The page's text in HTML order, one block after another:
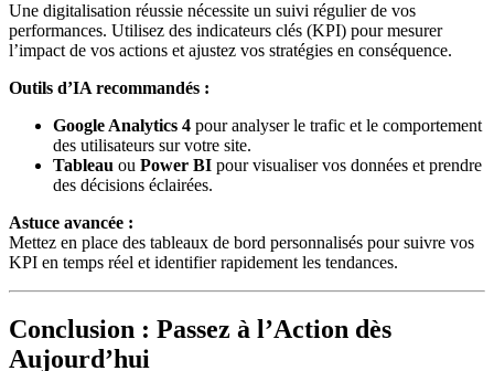
Une digitalisation réussie nécessite un suivi régulier de vos
performances. Utilisez des indicateurs clés (KPI) pour mesurer
l’impact de vos actions et ajustez vos stratégies en conséquence.
Outils d’IA recommandés :
Google Analytics 4 pour analyser le trafic et le comportement
des utilisateurs sur votre site.
Tableau ou Power BI pour visualiser vos données et prendre
des décisions éclairées.
Astuce avancée :
Mettez en place des tableaux de bord personnalisés pour suivre vos
KPI en temps réel et identifier rapidement les tendances.
Conclusion : Passez à l’Action dès
Aujourd’hui